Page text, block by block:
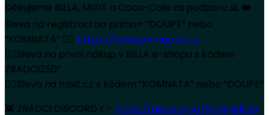
Děkujeme BILLA, MIXIT a Coca-Cola za podporu 🙏 ❤️
Sleva na registraci na prima+ “DOUPE” nebo
“KOMNATA” 👉🏻 https://www.primaplus.cz
👉🏻Sleva na první nákup v BILLA e-shopu s kódem
ZRADCI250”
👉🏻Sleva na mixit.cz s kódem “KOMNATA” nebo “DOUPE”
👾 ZRÁDCI DISCORD 👉 https://discord.gg/SqNyYjdFx6